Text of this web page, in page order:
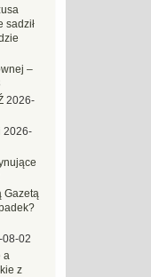
sadził
–
2026-
2026-
Gazetą
02
a
z